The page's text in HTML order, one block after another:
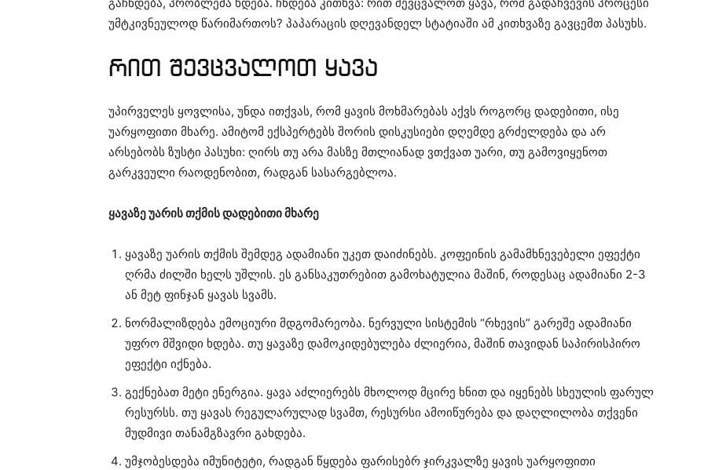
უმტკივნეულოდ წარიმართოს? პაპარაცის დღევანდელ სტატიაში ამ კითხვაზე გავცემთ პასუხს.
რით შევცვალოთ ყავა
უპირველეს ყოვლისა, უნდა ითქვას, რომ ყავის მოხმარებას აქვს როგორც დადებითი, ისე
უარყოფითი მხარე. ამიტომ ექსპერტებს შორის დისკუსიები დღემდე გრძელდება და არ
არსებობს ზუსტი პასუხი: ღირს თუ არა მასზე მთლიანად ვთქვათ უარი, თუ გამოვიყენოთ
გარკვეული რაოდენობით, რადგან სასარგებლოა.
ყავაზე უარის თქმის დადებითი მხარე
ყავაზე უარის თქმის შემდეგ ადამიანი უკეთ დაიძინებს. კოფეინის გამამხნევებელი ეფექტი
ღრმა ძილში ხელს უშლის. ეს განსაკუთრებით გამოხატულია მაშინ, როდესაც ადამიანი 2-3
ან მეტ ფინჯან ყავას სვამს.
ნორმალიზდება ემოციური მდგომარეობა. ნერვული სისტემის “რხევის” გარეშე ადამიანი
უფრო მშვიდი ხდება. თუ ყავაზე დამოკიდებულება ძლიერია, მაშინ თავიდან საპირისპირო
ეფექტი იქნება.
გექნებათ მეტი ენერგია. ყავა აძლიერებს მხოლოდ მცირე ხნით და იყენებს სხეულის ფარულ
რესურსს. თუ ყავას რეგულარულად სვამთ, რესურსი ამოიწურება და დაღლილობა თქვენი
მუდმივი თანამგზავრი გახდება.
უმჯობესდება იმუნიტეტი, რადგან წყდება ფარისებრ ჯირკვალზე ყავის უარყოფითი